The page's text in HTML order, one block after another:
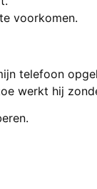
voorkomen.
telefoon
werkt hij